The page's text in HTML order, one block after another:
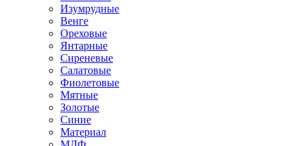
Изумрудные
Венге
Ореховые
Янтарные
Сиреневые
Салатовые
Фиолетовые
Мятные
Золотые
Синие
Материал